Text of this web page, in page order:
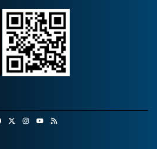
FacebookInstagram